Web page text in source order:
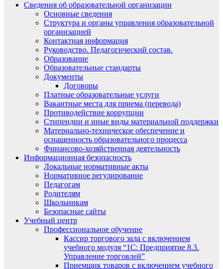
Сведения об образовательной организации
Основные сведения
Структура и органы управления образовательной
организацией
Контактная информация
Руководство. Педагогический состав.
Образование
Образовательные стандарты
Документы
Договоры
Платные образовательные услуги
Вакантные места для приема (перевода)
Противодействие коррупции
Стипендии и иные виды материальной поддержки
Материально-техническое обеспечение и
оснащенность образовательного процесса
Финансово-хозяйственная деятельность
Информационная безопасность
Локальные нормативные акты
Нормативное регулирование
Педагогам
Родителям
Школьникам
Безопасные сайты
Учебный центр
Профессиональное обучение
Кассир торгового зала с включением
учебного модуля “1С: Предприятие 8.3.
Управление торговлей”
Приемщик товаров с включением учебного